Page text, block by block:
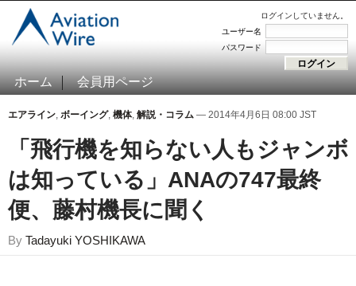
ログインしていません。
ユーザー名
パスワード
ホーム 会員用ページ
エアライン, ボーイング, 機体, 解説・コラム — 2014年4月6日 08:00 JST
「飛行機を知らない人もジャンボ
は知っている」ANAの747最終
便、藤村機長に聞く
By Tadayuki YOSHIKAWA